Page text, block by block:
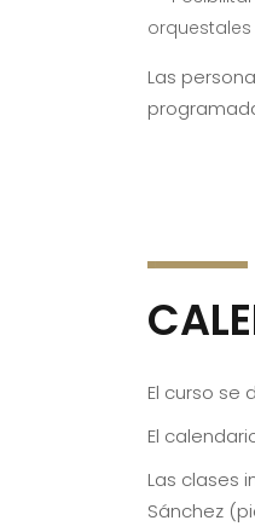
orquestales
Las
El curso se
El
Las clases
Sánchez